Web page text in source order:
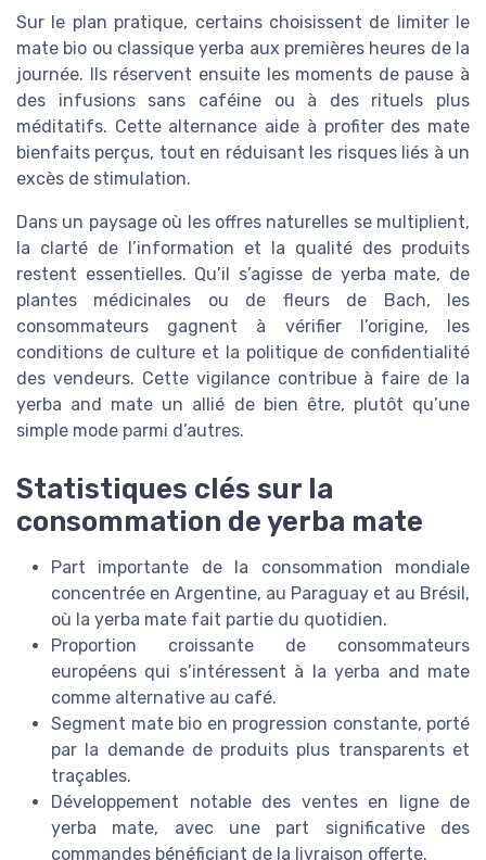
Sur le plan pratique, certains choisissent de limiter le
mate bio ou classique yerba aux premières heures de la
journée. Ils réservent ensuite les moments de pause à
des infusions sans caféine ou à des rituels plus
méditatifs. Cette alternance aide à profiter des mate
bienfaits perçus, tout en réduisant les risques liés à un
excès de stimulation.
Dans un paysage où les offres naturelles se multiplient,
la clarté de l’information et la qualité des produits
restent essentielles. Qu’il s’agisse de yerba mate, de
plantes médicinales ou de fleurs de Bach, les
consommateurs gagnent à vérifier l’origine, les
conditions de culture et la politique de confidentialité
des vendeurs. Cette vigilance contribue à faire de la
yerba and mate un allié de bien être, plutôt qu’une
simple mode parmi d’autres.
Statistiques clés sur la
consommation de yerba mate
Part importante de la consommation mondiale
concentrée en Argentine, au Paraguay et au Brésil,
où la yerba mate fait partie du quotidien.
Proportion croissante de consommateurs
européens qui s’intéressent à la yerba and mate
comme alternative au café.
Segment mate bio en progression constante, porté
par la demande de produits plus transparents et
traçables.
Développement notable des ventes en ligne de
yerba mate, avec une part significative des
commandes bénéficiant de la livraison offerte.